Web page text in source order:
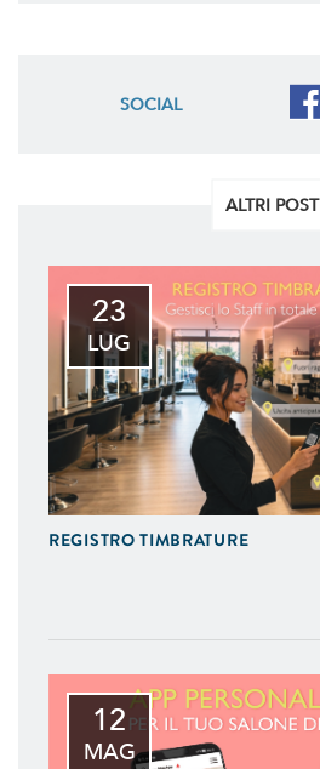
SOCIAL
ALTRI POST
23
LUG
REGISTRO TIMBRATURE
12
MAG